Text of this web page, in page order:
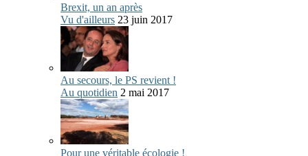
Brexit, un an après
Vu d'ailleurs 23 juin 2017
Au secours, le PS revient !
Au quotidien 2 mai 2017
Pour une véritable écologie !